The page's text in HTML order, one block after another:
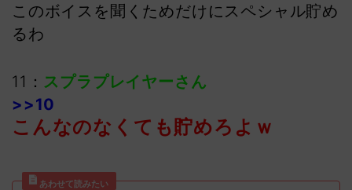
このボイスを聞くためだけにスペシャル貯め
るわ
11： スプラプレイヤーさん
>>10
こんなのなくても貯めろよｗ